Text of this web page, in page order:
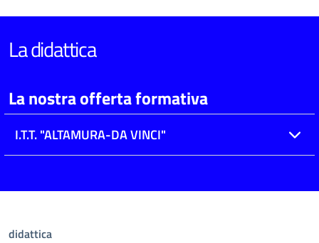
La didattica
La nostra offerta formativa
I.T.T. "ALTAMURA-DA VINCI"
didattica